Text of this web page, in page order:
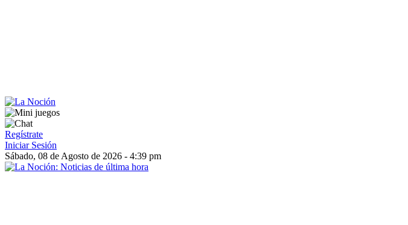
Regístrate
Iniciar Sesión
Sábado, 08 de Agosto de 2026 - 4:39 pm